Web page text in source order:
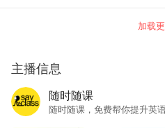
加载
主播信息
随时随课
随时随课，免费帮你提升英